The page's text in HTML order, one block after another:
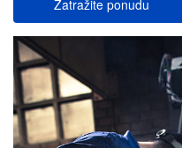
Zatražite ponudu